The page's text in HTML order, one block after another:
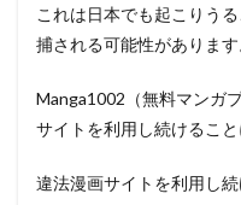
4.10
Manga
Zip(マ
ップ)
4.11
画
これは日本でも起こりう
捕される可能性があります
Manga1002（無料マンガ
サイトを利用し続けるこ
違法漫画サイトを利用し